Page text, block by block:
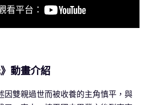
動畫介紹
因雙親過世而被收養的主角慎平，與